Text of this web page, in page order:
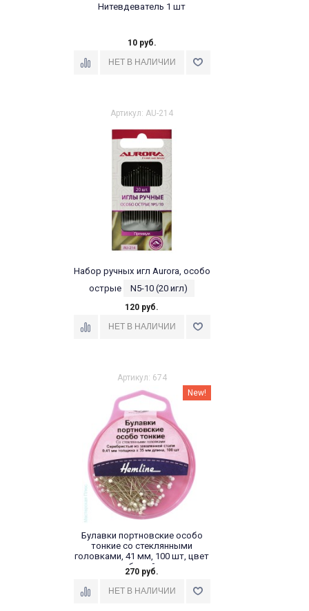
Нитевдеватель 1 шт
10 руб.
Артикул: AU-214
Набор ручных игл Aurora, особо
острые
N5-10 (20 игл)
120 руб.
Артикул: 674
New!
Булавки портновские особо
тонкие со стеклянными
головками, 41 мм, 100 шт, цвет
белый
270 руб.